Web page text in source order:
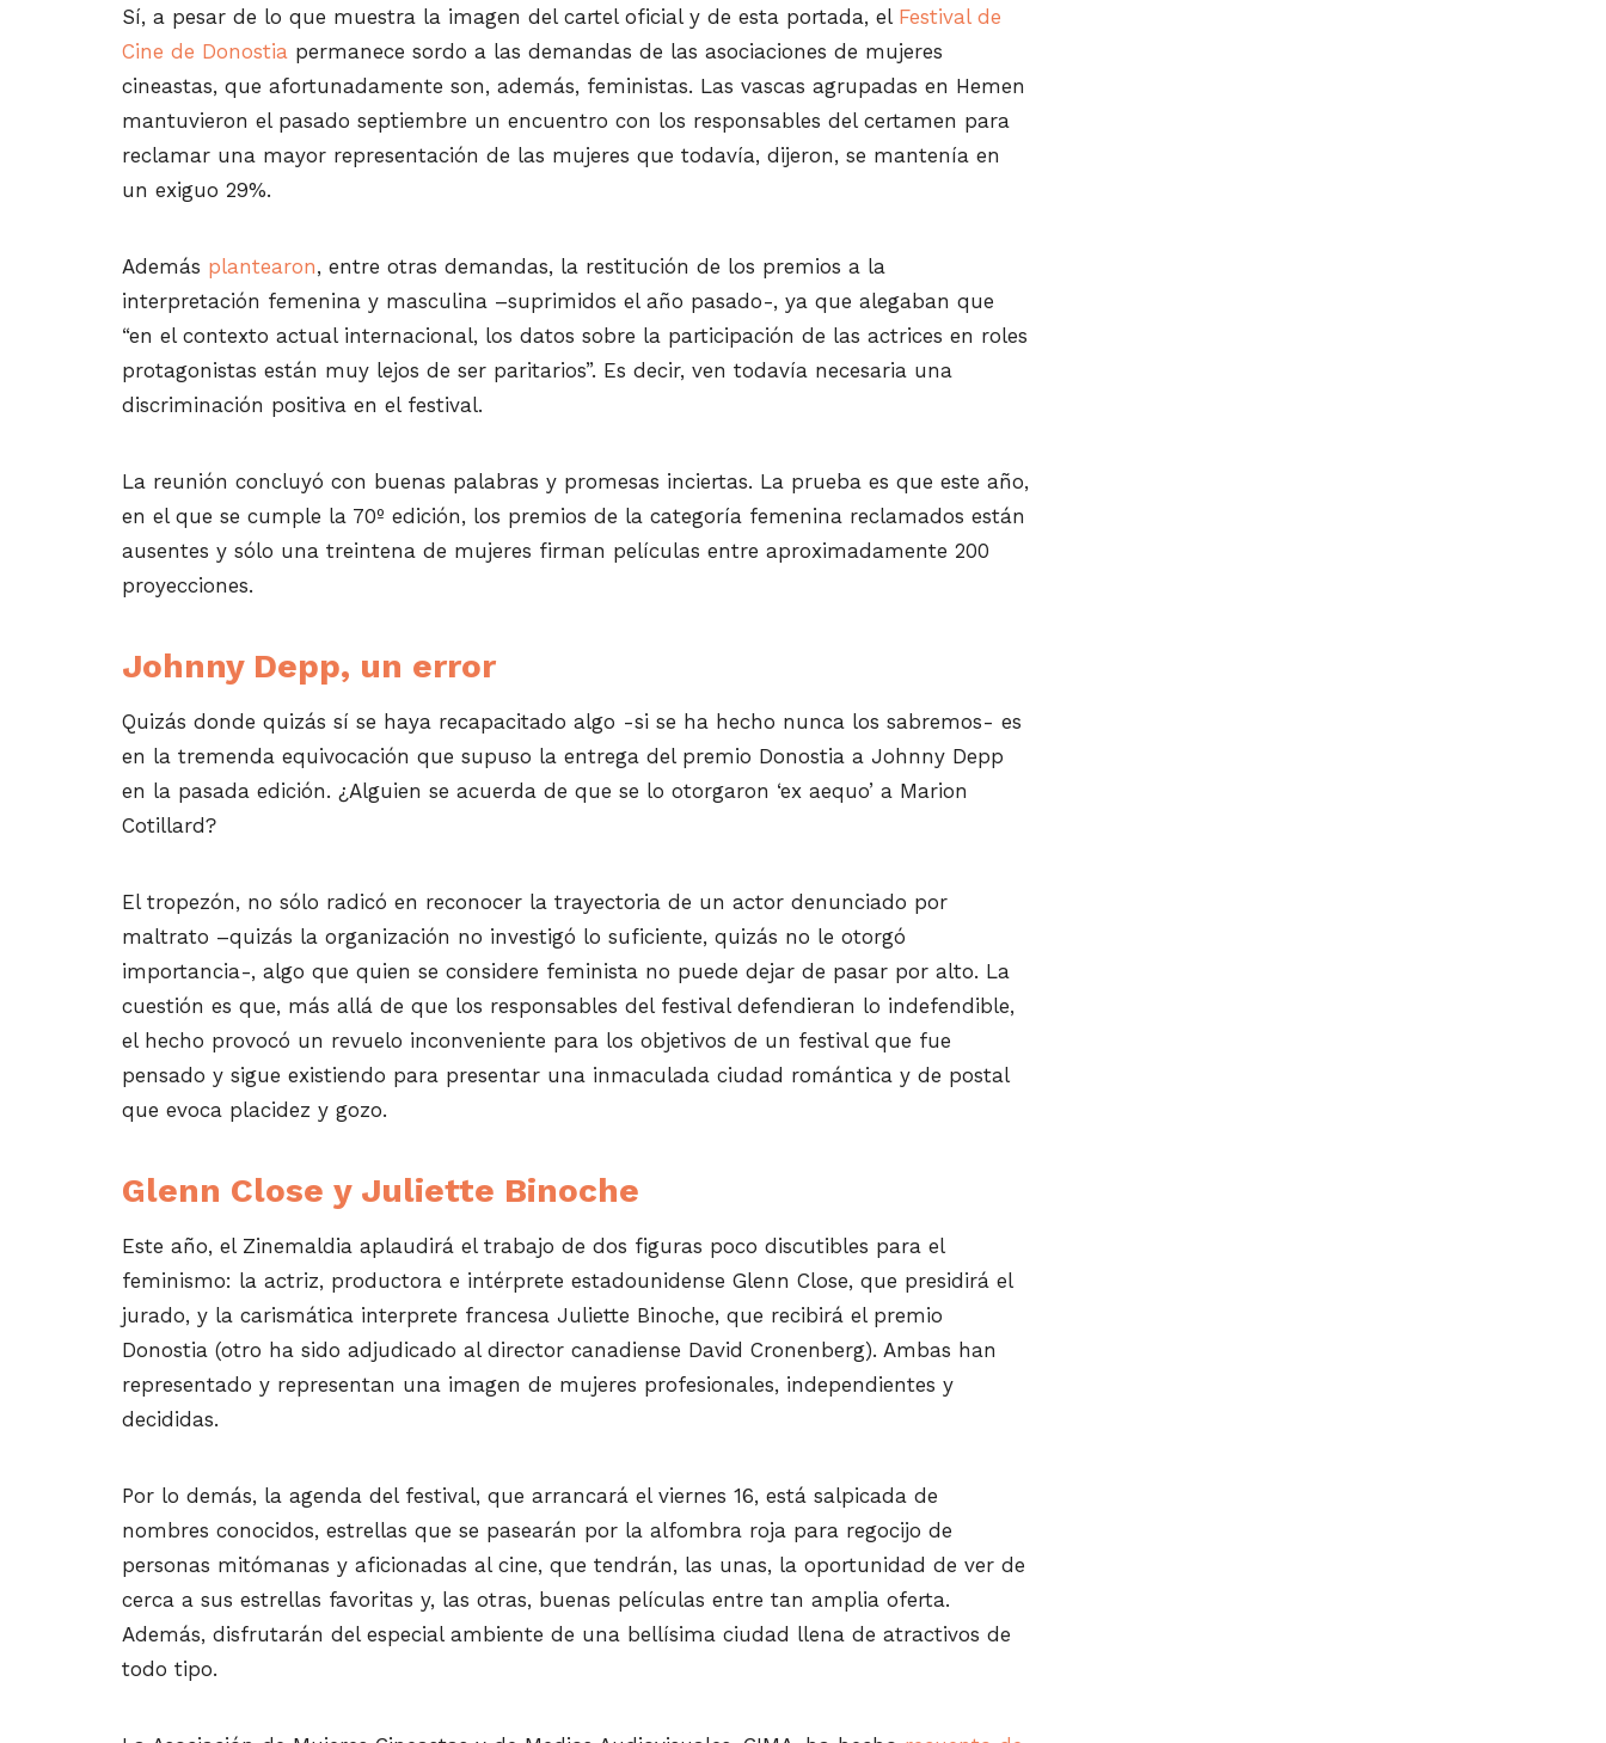
Sí, a pesar de lo que muestra la imagen del cartel oficial y de esta portada, el Festival de
Cine de Donostia permanece sordo a las demandas de las asociaciones de mujeres
cineastas, que afortunadamente son, además, feministas. Las vascas agrupadas en Hemen
mantuvieron el pasado septiembre un encuentro con los responsables del certamen para
reclamar una mayor representación de las mujeres que todavía, dijeron, se mantenía en
un exiguo 29%.
Además plantearon, entre otras demandas, la restitución de los premios a la
interpretación femenina y masculina –suprimidos el año pasado-, ya que alegaban que
“en el contexto actual internacional, los datos sobre la participación de las actrices en roles
protagonistas están muy lejos de ser paritarios”. Es decir, ven todavía necesaria una
discriminación positiva en el festival.
La reunión concluyó con buenas palabras y promesas inciertas. La prueba es que este año,
en el que se cumple la 70º edición, los premios de la categoría femenina reclamados están
ausentes y sólo una treintena de mujeres firman películas entre aproximadamente 200
proyecciones.
Johnny Depp, un error
Quizás donde quizás sí se haya recapacitado algo -si se ha hecho nunca los sabremos- es
en la tremenda equivocación que supuso la entrega del premio Donostia a Johnny Depp
en la pasada edición. ¿Alguien se acuerda de que se lo otorgaron ‘ex aequo’ a Marion
Cotillard?
El tropezón, no sólo radicó en reconocer la trayectoria de un actor denunciado por
maltrato –quizás la organización no investigó lo suficiente, quizás no le otorgó
importancia-, algo que quien se considere feminista no puede dejar de pasar por alto. La
cuestión es que, más allá de que los responsables del festival defendieran lo indefendible,
el hecho provocó un revuelo inconveniente para los objetivos de un festival que fue
pensado y sigue existiendo para presentar una inmaculada ciudad romántica y de postal
que evoca placidez y gozo.
Glenn Close y Juliette Binoche
Este año, el Zinemaldia aplaudirá el trabajo de dos figuras poco discutibles para el
feminismo: la actriz, productora e intérprete estadounidense Glenn Close, que presidirá el
jurado, y la carismática interprete francesa Juliette Binoche, que recibirá el premio
Donostia (otro ha sido adjudicado al director canadiense David Cronenberg). Ambas han
representado y representan una imagen de mujeres profesionales, independientes y
decididas.
Por lo demás, la agenda del festival, que arrancará el viernes 16, está salpicada de
nombres conocidos, estrellas que se pasearán por la alfombra roja para regocijo de
personas mitómanas y aficionadas al cine, que tendrán, las unas, la oportunidad de ver de
cerca a sus estrellas favoritas y, las otras, buenas películas entre tan amplia oferta.
Además, disfrutarán del especial ambiente de una bellísima ciudad llena de atractivos de
todo tipo.